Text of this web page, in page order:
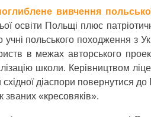
вивчення
освіти Польщі плюс
учні польського походження з
в межах авторського
школи. Керівництвом
діаспори повернутися до
«кресовяків».